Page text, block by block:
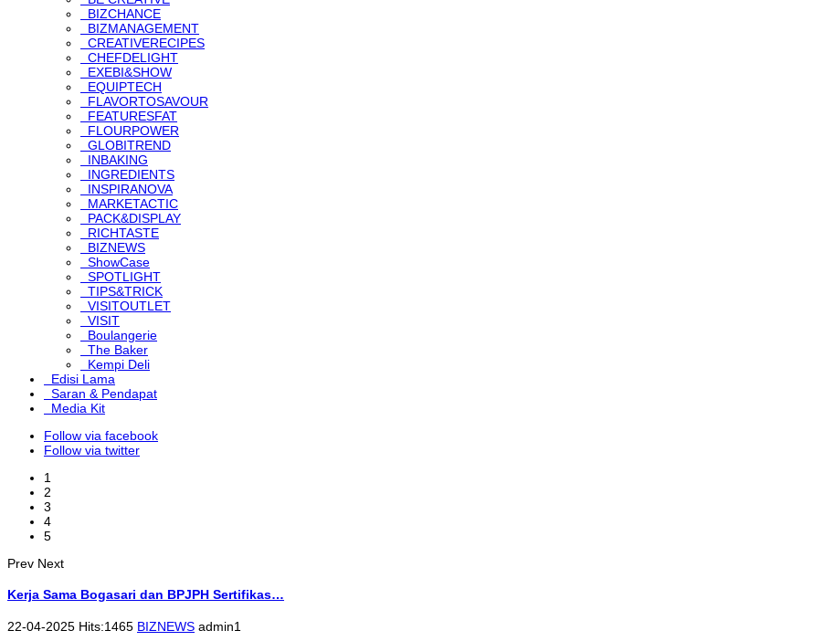
BIZCHANCE
BIZMANAGEMENT
CREATIVERECIPES
CHEFDELIGHT
EXEBI&SHOW
EQUIPTECH
FLAVORTOSAVOUR
FEATURESFAT
FLOURPOWER
GLOBITREND
INBAKING
INGREDIENTS
INSPIRANOVA
MARKETACTIC
PACK&DISPLAY
RICHTASTE
BIZNEWS
ShowCase
SPOTLIGHT
TIPS&TRICK
VISITOUTLET
VISIT
Boulangerie
The Baker
Kempi Deli
Edisi Lama
Saran & Pendapat
Media Kit
Follow via facebook
Follow via twitter
1
2
3
4
5
Prev Next
Kerja Sama Bogasari dan BPJPH Sertifikas…
22-04-2025 Hits:1465 BIZNEWS admin1